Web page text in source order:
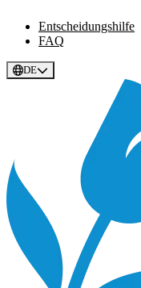
Entscheidungshilfe
FAQ
DE